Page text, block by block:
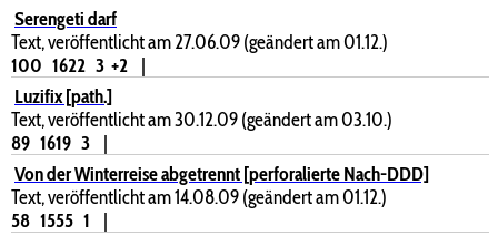
Serengeti darf
Text, veröffentlicht am 27.06.09 (geändert am 01.12.)
100 1622 3 +2
|
Luzifix [path.]
Text, veröffentlicht am 30.12.09 (geändert am 03.10.)
89 1619 3
|
Von der Winterreise abgetrennt [perforalierte Nach-DDD]
Text, veröffentlicht am 14.08.09 (geändert am 01.12.)
58 1555 1 |